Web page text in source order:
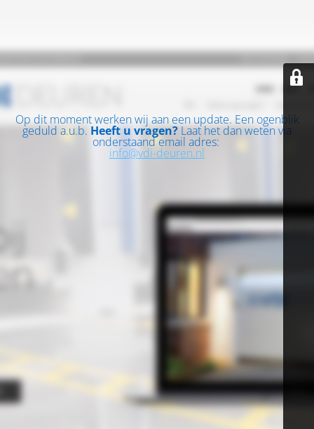
Op dit moment werken wij aan een update. Een ogenblik
geduld a.u.b. Heeft u vragen? Laat het dan weten via
onderstaand email adres:
info@vdi-deuren.nl